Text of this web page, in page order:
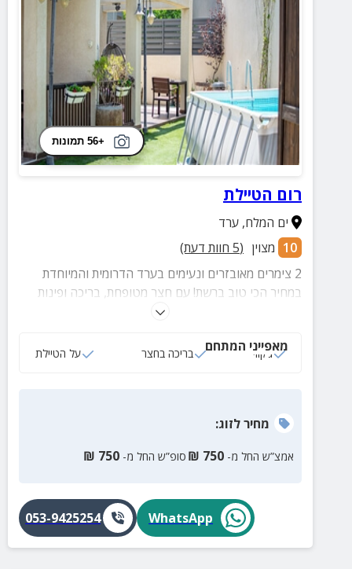
+56 תמונות
רום הטיילת
ים המלח,ערד
10 מצוין (
5 חוות דעת)
2 צימרים מאובזרים ונעימים בערד הדרומית והמיוחדת
במחיר הכי טוב ברשת! עם חצר מטופחת, בריכה ופינות
ישיבה באווירה מדברית. בערד ובסביבה המון אטרקציות
מאפייני המתחם
ג‘קוזי בריכה בחצר על הטיילת
מחירלזוג:
אמצ”ש החל מ- 750
₪ סופ”ש החל מ- 750
₪
WhatsApp
053-9425254